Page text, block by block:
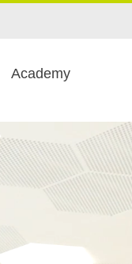
Academy